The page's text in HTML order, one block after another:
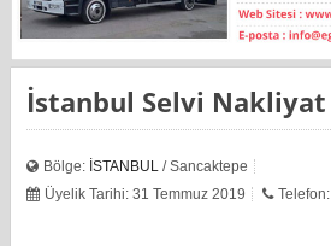
İstanbul Selvi Nakliyat
Bölge: İSTANBUL / Sancaktepe
Üyelik Tarihi: 31 Temmuz 2019
Telefon: